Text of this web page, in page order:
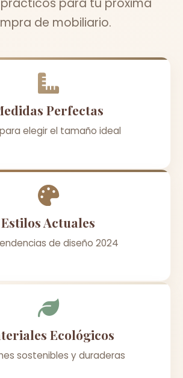
para tu próxima
de mobiliario.
Perfectas
elegir el tamaño ideal
Estilos Actuales
de diseño 2024
Ecológicos
sostenibles y duraderas